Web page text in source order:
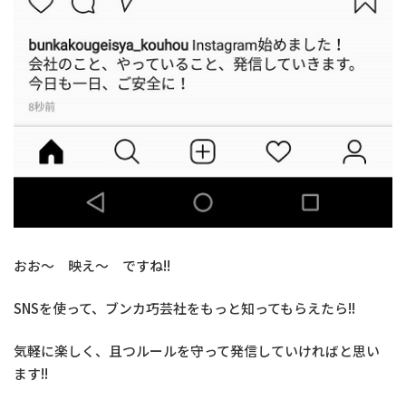
おお～ 映え～ ですね!!
SNSを使って、ブンカ巧芸社をもっと知ってもらえたら!!
気軽に楽しく、且つルールを守って発信していければと思い
ます!!